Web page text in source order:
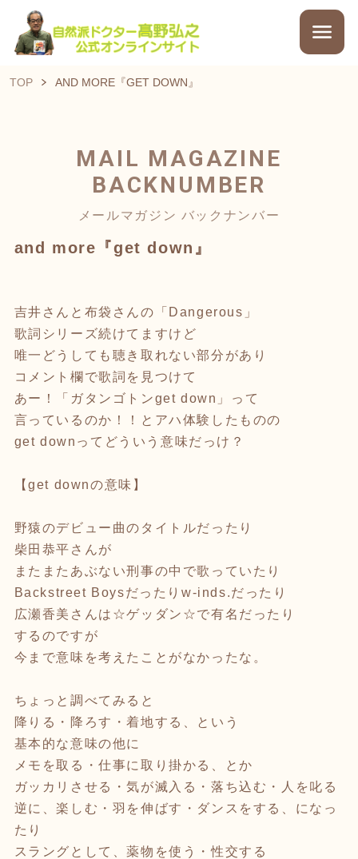
TOP AND MORE『GET DOWN』
MAIL MAGAZINE
BACKNUMBER
メールマガジン バックナンバー
and more『get down』
吉井さんと布袋さんの「Dangerous」
歌詞シリーズ続けてますけど
唯一どうしても聴き取れない部分があり
コメント欄で歌詞を見つけて
あー！「ガタンゴトンget down」って
言っているのか！！とアハ体験したものの
get downってどういう意味だっけ？
【get downの意味】
野猿のデビュー曲のタイトルだったり
柴田恭平さんが
またまたあぶない刑事の中で歌っていたり
Backstreet Boysだったりw-inds.だったり
広瀬香美さんは☆ゲッダン☆で有名だったり
するのですが
今まで意味を考えたことがなかったな。
ちょっと調べてみると
降りる・降ろす・着地する、という
基本的な意味の他に
メモを取る・仕事に取り掛かる、とか
ガッカリさせる・気が滅入る・落ち込む・人を叱る
逆に、楽しむ・羽を伸ばす・ダンスをする、になっ
たり
スラングとして、薬物を使う・性交する